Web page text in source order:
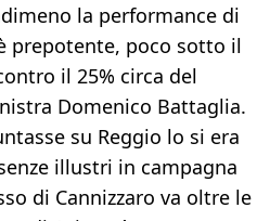
la performance di
prepotente, poco sotto il
il 25% circa del
Domenico Battaglia.
su Reggio lo si era
illustri in campagna
di Cannizzaro va oltre le